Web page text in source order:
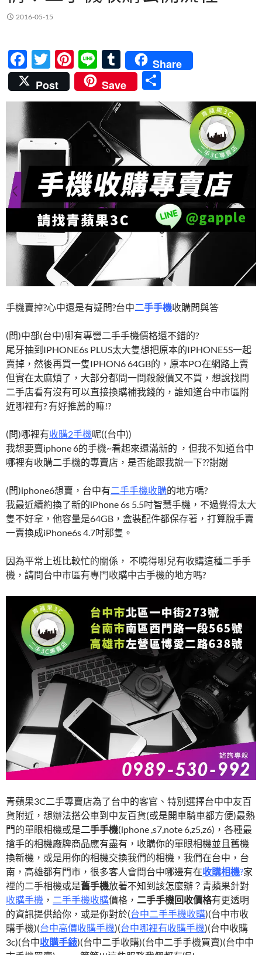
2016-05-15
F
ac
e
b
o
o
k
T
w
itt
Pi
nt
er
es
t
Li
n
e
T
u
m
Share
Post
Save
享
手機賣掉?心中還是有疑問?台中二手手機收購問與答
(問)中部(台中)哪有專營二手手機價格還不錯的?
尾牙抽到IPHONE6s PLUS太大隻想把原本的IPHONE5S一起
賣掉，然後再買一隻IPHON6 64GB的，原本PO在網路上賣
但實在太麻煩了，大部分都問一問殺殺價又不買，想說找間
二手店看有沒有可以直接換購補我錢的，誰知道台中市區附
近哪裡有? 有好推薦的嘛!?
(問)哪裡有收購2手機呢((台中))
我想要賣iphone 6的手機~看起來還滿新的 ，但我不知道台中
哪裡有收購二手機的專賣店，是否能跟我說一下??謝謝
(問)iphone6想賣，台中有二手手機收購的地方嗎?
我最近續約換了新的iPhone 6s 5.5吋智慧手機，不過覺得太大
隻不好拿，他容量是64GB，盒裝配件都保存著，打算脫手賣
一賣換成iPhone6s 4.7吋那隻。
因為平常上班比較忙的關係， 不曉得哪兒有收購這種二手手
機，請問台中市區有專門收購中古手機的地方嗎?
青蘋果3C二手專賣店為了台中的客官、特別選擇台中中友百
貨附近，想辦法搭公車到中友百貨(或是開車騎車都方便)最熱
門的單眼相機或是二手手機(iphone ,s7,note 6,z5,z6)，各種最
搶手的相機廠牌商品應有盡有，收購你的單眼相機並且舊機
換新機，或是用你的相機交換我們的相機，我們在台中，台
南，高雄都有門市，很多客人會問台中哪邊有在收購相機?家
裡的二手相機或是舊手機放著不知到該怎麼辦？青蘋果針對
收購手機 ， 二手手機收購價格， 二手手機回收價格有更透明
的資訊提供給你，或是你對於(台中二手手機收購)(台中市收
購手機)(台中高價收購手機)(台中哪裡有收購手機)(台中收購
3c)(台中收購手錶)(台中二手收購)(台中二手手機買賣)(台中中